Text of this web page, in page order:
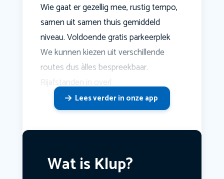
Wie gaat er gezellig mee, rustig tempo,
samen uit samen thuis gemiddeld
niveau. Voldoende gratis parkeerplek
We kunnen kiezen uit verschillende
routes dus àlles bespreekbaar.
Rijafstanden in overl
Lees verder in onze app
Wat is Klup?